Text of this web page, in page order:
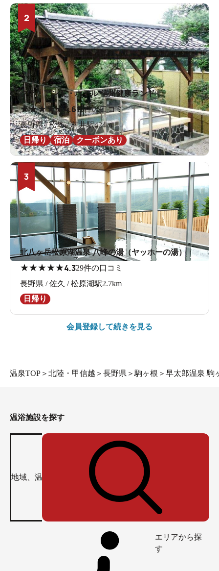
2
クア・アンド・ホテル 信州健康ランド
★★★★★4.616件の口コミ
長野県 / 松本 / 村井駅424m
日帰り
宿泊 クーポンあり
3
北八ヶ岳松原湖温泉 八峰の湯（ヤッホーの湯）
★★★★★4.329件の口コミ
長野県 / 佐久 / 松原湖駅2.7km
日帰り
会員登録して続きを見る
温泉TOP ＞ 北陸・甲信越 ＞ 長野県 ＞ 駒ヶ根 ＞ 早太郎温泉 駒
温浴施設を探す
エリアから探
す